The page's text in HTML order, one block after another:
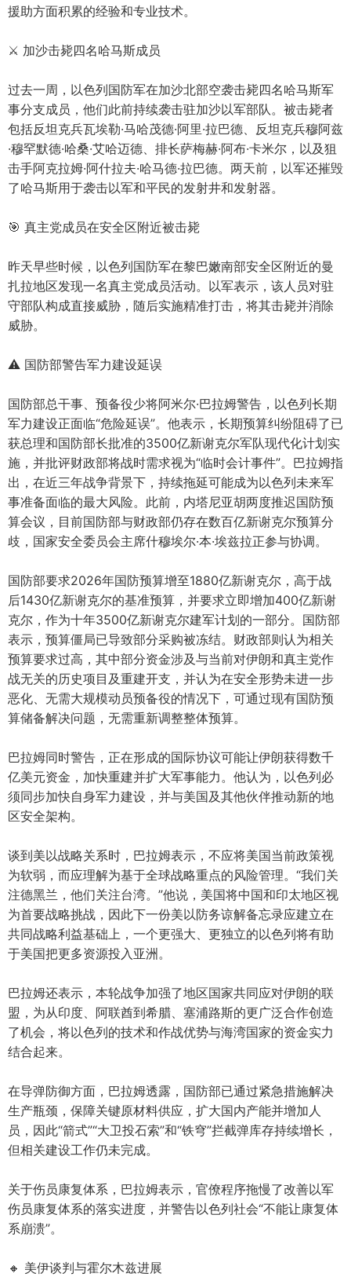
援助方面积累的经验和专业技术。
⚔️ 加沙击毙四名哈马斯成员
过去一周，以色列国防军在加沙北部空袭击毙四名哈马斯军
事分支成员，他们此前持续袭击驻加沙以军部队。被击毙者
包括反坦克兵瓦埃勒·马哈茂德·阿里·拉巴德、反坦克兵穆阿兹
·穆罕默德·哈桑·艾哈迈德、排长萨梅赫·阿布·卡米尔，以及狙
击手阿克拉姆·阿什拉夫·哈马德·拉巴德。两天前，以军还摧毁
了哈马斯用于袭击以军和平民的发射井和发射器。
🎯 真主党成员在安全区附近被击毙
昨天早些时候，以色列国防军在黎巴嫩南部安全区附近的曼
扎拉地区发现一名真主党成员活动。以军表示，该人员对驻
守部队构成直接威胁，随后实施精准打击，将其击毙并消除
威胁。
⚠️ 国防部警告军力建设延误
国防部总干事、预备役少将阿米尔·巴拉姆警告，以色列长期
军力建设正面临“危险延误”。他表示，长期预算纠纷阻碍了已
获总理和国防部长批准的3500亿新谢克尔军队现代化计划实
施，并批评财政部将战时需求视为“临时会计事件”。巴拉姆指
出，在近三年战争背景下，持续拖延可能成为以色列未来军
事准备面临的最大风险。此前，内塔尼亚胡两度推迟国防预
算会议，目前国防部与财政部仍存在数百亿新谢克尔预算分
歧，国家安全委员会主席什穆埃尔·本·埃兹拉正参与协调。
国防部要求2026年国防预算增至1880亿新谢克尔，高于战
后1430亿新谢克尔的基准预算，并要求立即增加400亿新谢
克尔，作为十年3500亿新谢克尔建军计划的一部分。国防部
表示，预算僵局已导致部分采购被冻结。财政部则认为相关
预算要求过高，其中部分资金涉及与当前对伊朗和真主党作
战无关的历史项目及重建开支，并认为在安全形势未进一步
恶化、无需大规模动员预备役的情况下，可通过现有国防预
算储备解决问题，无需重新调整整体预算。
巴拉姆同时警告，正在形成的国际协议可能让伊朗获得数千
亿美元资金，加快重建并扩大军事能力。他认为，以色列必
须同步加快自身军力建设，并与美国及其他伙伴推动新的地
区安全架构。
谈到美以战略关系时，巴拉姆表示，不应将美国当前政策视
为软弱，而应理解为基于全球战略重点的风险管理。“我们关
注德黑兰，他们关注台湾。”他说，美国将中国和印太地区视
为首要战略挑战，因此下一份美以防务谅解备忘录应建立在
共同战略利益基础上，一个更强大、更独立的以色列将有助
于美国把更多资源投入亚洲。
巴拉姆还表示，本轮战争加强了地区国家共同应对伊朗的联
盟，为从印度、阿联酋到希腊、塞浦路斯的更广泛合作创造
了机会，将以色列的技术和作战优势与海湾国家的资金实力
结合起来。
在导弹防御方面，巴拉姆透露，国防部已通过紧急措施解决
生产瓶颈，保障关键原材料供应，扩大国内产能并增加人
员，因此“箭式”“大卫投石索”和“铁穹”拦截弹库存持续增长，
但相关建设工作仍未完成。
关于伤员康复体系，巴拉姆表示，官僚程序拖慢了改善以军
伤员康复体系的落实进度，并警告以色列社会“不能让康复体
系崩溃”。
🔸 美伊谈判与霍尔木兹进展